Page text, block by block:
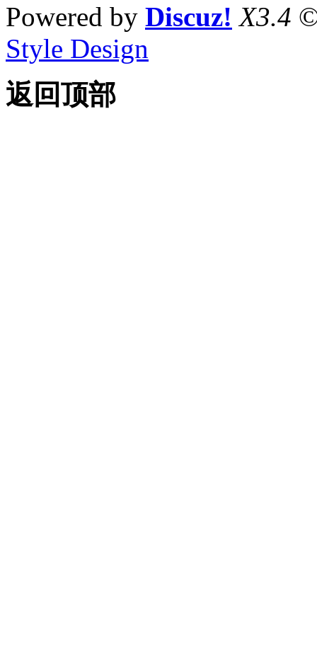
Powered by Discuz! X3.4
Style Design
返回顶部